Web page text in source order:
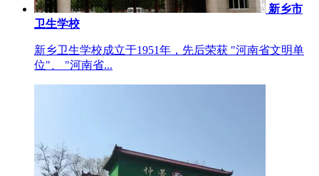
新乡市
卫生学校
新乡卫生学校成立于1951年，先后荣获 "河南省文明单
位"、 "河南省...